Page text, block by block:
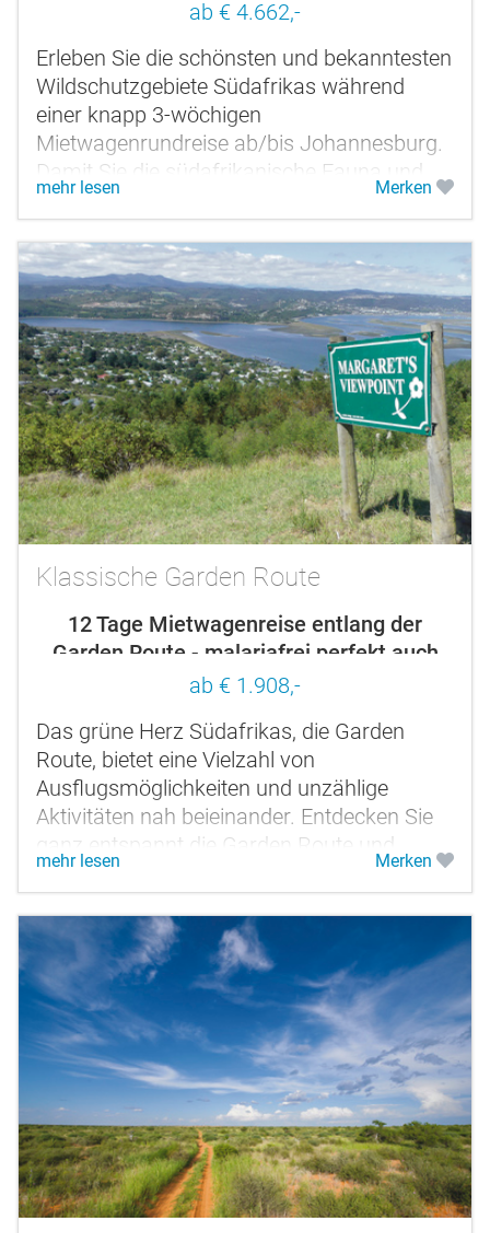
ab € 4.662,-
Erleben Sie die schönsten und bekanntesten
Wildschutzgebiete Südafrikas während
einer knapp 3-wöchigen
Mietwagenrundreise ab/bis Johannesburg.
Damit Sie die südafrikanische Fauna und
Flora optimal und intensiv erleben können,
haben...
mehr lesen Merken
Klassische Garden Route
12 Tage Mietwagenreise entlang der
Garden Route - malariafrei perfekt auch
für Familien
ab € 1.908,-
Das grüne Herz Südafrikas, die Garden
Route, bietet eine Vielzahl von
Ausflugsmöglichkeiten und unzählige
Aktivitäten nah beieinander. Entdecken Sie
ganz entspannt die Garden Route und
wechseln Sie nur alle zwei Tage das
Quartier....
mehr lesen Merken